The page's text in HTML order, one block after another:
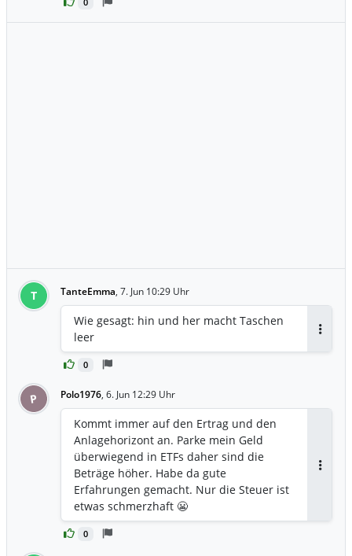
0
T TanteEmma, 7. Jun 10:29 Uhr
0
Wie gesagt: hin und her macht Taschen
leer
P Polo1976, 6. Jun 12:29 Uhr
0
Kommt immer auf den Ertrag und den
Anlagehorizont an. Parke mein Geld
überwiegend in ETFs daher sind die
Beträge höher. Habe da gute
Erfahrungen gemacht. Nur die Steuer ist
etwas schmerzhaft 😬